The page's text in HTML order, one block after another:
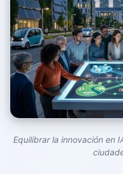
Equilibrar la innovación en